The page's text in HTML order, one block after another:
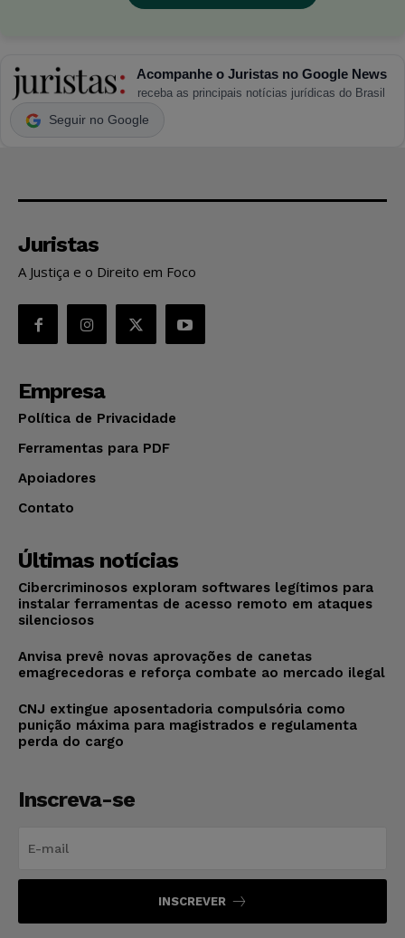
Acompanhe o Juristas no Google News
receba as principais notícias jurídicas do Brasil
Seguir no Google
Juristas
A Justiça e o Direito em Foco
Empresa
Política de Privacidade
Ferramentas para PDF
Apoiadores
Contato
Últimas notícias
Cibercriminosos exploram softwares legítimos para
instalar ferramentas de acesso remoto em ataques
silenciosos
Anvisa prevê novas aprovações de canetas
emagrecedoras e reforça combate ao mercado ilegal
CNJ extingue aposentadoria compulsória como
punição máxima para magistrados e regulamenta
perda do cargo
Inscreva-se
INSCREVER